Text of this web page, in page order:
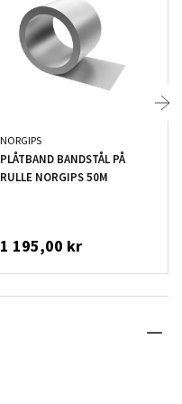
NORGIPS
PLÅTBAND BANDSTÅL PÅ
RULLE NORGIPS 50M
1 195,00 kr